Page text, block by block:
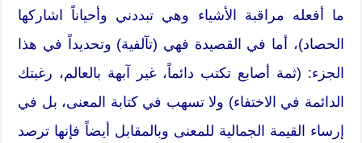
ما أفعله مراقبة الأشياء وهي تبددني وأحياناً اشاركها
الحصاد)، أما في القصيدة فهي (تآلفية) وتحديداً في هذا
الجزء: (ثمة أصابع تكتب دائماً، غير آبهة بالعالم، رغبتك
الدائمة في الاختفاء) ولا تسهب في كتابة المعنى، بل في
إرساء القيمة الجمالية للمعنى وبالمقابل أيضاً فإنها ترصد